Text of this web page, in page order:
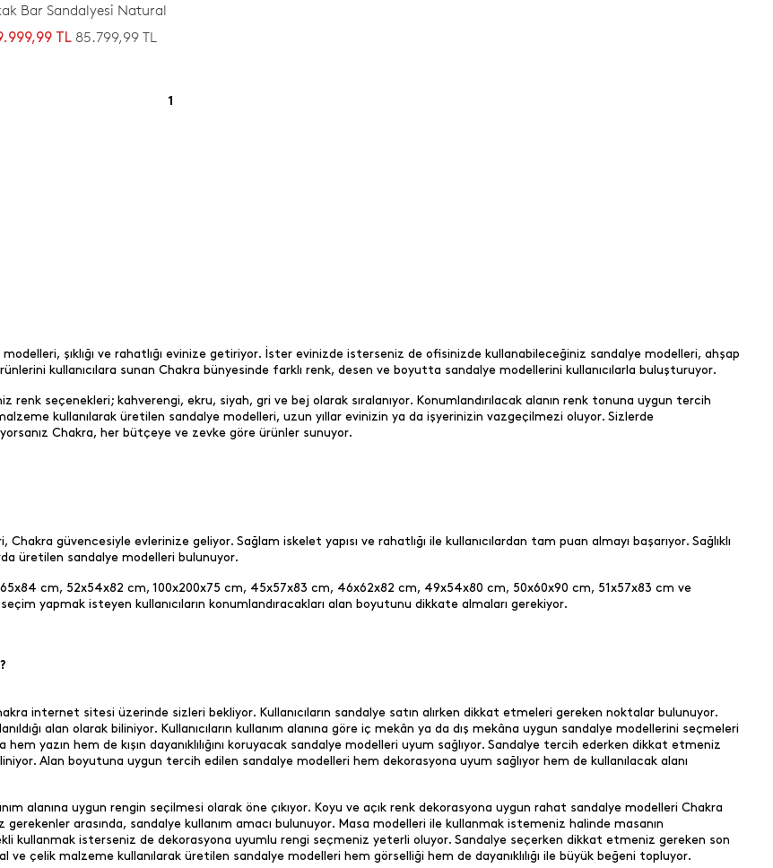
Bar Sandalyesi Natural
TL 85.799,99 TL
1
şıklığı ve rahatlığı evinize getiriyor. İster evinizde isterseniz de ofisinizde kullanabileceğiniz sandalye modelleri, ahşap
kullanıcılara sunan Chakra bünyesinde farklı renk, desen ve boyutta sandalye modellerini kullanıcılarla buluşturuyor.
seçenekleri; kahverengi, ekru, siyah, gri ve bej olarak sıralanıyor. Konumlandırılacak alanın renk tonuna uygun tercih
kullanılarak üretilen sandalye modelleri, uzun yıllar evinizin ya da işyerinizin vazgeçilmezi oluyor. Sizlerde
Chakra, her bütçeye ve zevke göre ürünler sunuyor.
güvencesiyle evlerinize geliyor. Sağlam iskelet yapısı ve rahatlığı ile kullanıcılardan tam puan almayı başarıyor. Sağlıklı
üretilen sandalye modelleri bulunuyor.
cm, 52x54x82 cm, 100x200x75 cm, 45x57x83 cm, 46x62x82 cm, 49x54x80 cm, 50x60x90 cm, 51x57x83 cm ve
yapmak isteyen kullanıcıların konumlandıracakları alan boyutunu dikkate almaları gerekiyor.
internet sitesi üzerinde sizleri bekliyor. Kullanıcıların sandalye satın alırken dikkat etmeleri gereken noktalar bulunuyor.
alan olarak biliniyor. Kullanıcıların kullanım alanına göre iç mekân ya da dış mekâna uygun sandalye modellerini seçmeleri
yazın hem de kışın dayanıklılığını koruyacak sandalye modelleri uyum sağlıyor. Sandalye tercih ederken dikkat etmeniz
Alan boyutuna uygun tercih edilen sandalye modelleri hem dekorasyona uyum sağlıyor hem de kullanılacak alanı
alanına uygun rengin seçilmesi olarak öne çıkıyor. Koyu ve açık renk dekorasyona uygun rahat sandalye modelleri Chakra
arasında, sandalye kullanım amacı bulunuyor. Masa modelleri ile kullanmak istemeniz halinde masanın
kullanmak isterseniz de dekorasyona uyumlu rengi seçmeniz yeterli oluyor. Sandalye seçerken dikkat etmeniz gereken son
çelik malzeme kullanılarak üretilen sandalye modelleri hem görselliği hem de dayanıklılığı ile büyük beğeni topluyor.